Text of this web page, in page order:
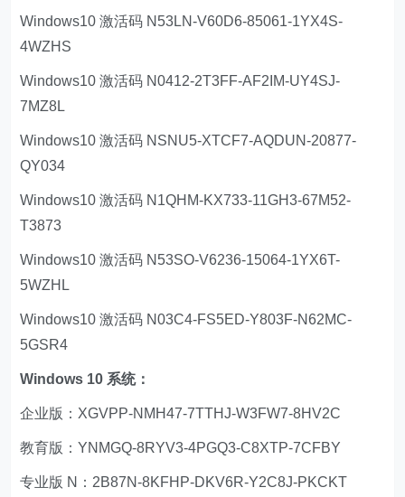
Windows10 激活码 N53LN-V60D6-85061-1YX4S-
4WZHS
Windows10 激活码 N0412-2T3FF-AF2IM-UY4SJ-
7MZ8L
Windows10 激活码 NSNU5-XTCF7-AQDUN-20877-
QY034
Windows10 激活码 N1QHM-KX733-11GH3-67M52-
T3873
Windows10 激活码 N53SO-V6236-15064-1YX6T-
5WZHL
Windows10 激活码 N03C4-FS5ED-Y803F-N62MC-
5GSR4
Windows 10 系统：
企业版：XGVPP-NMH47-7TTHJ-W3FW7-8HV2C
教育版：YNMGQ-8RYV3-4PGQ3-C8XTP-7CFBY
专业版 N：2B87N-8KFHP-DKV6R-Y2C8J-PKCKT